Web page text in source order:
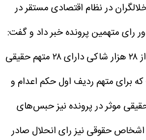
در نظام اقتصادی مستقر در
رای متهمین پرونده خبر داد و گفت:
این پرونده با بیش از ۲۸ هزار شاکی دارای ۲۸ متهم حقیقی
برای متهم ردیف اول حکم اعدام و
موثر در پرونده نیز حبس‌های
حقوقی نیز رای انحلال صادر